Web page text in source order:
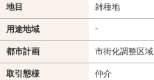
地目 雑種地
用途地域 -
都市計画 市街化調整区域
取引態様 仲介